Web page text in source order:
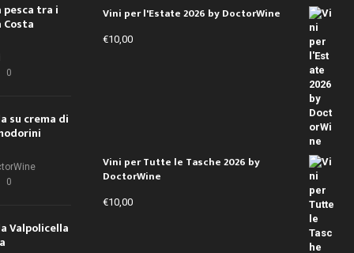
pesca tra i
0
su crema di
0
Valpolicella
Vini per l'Estate 2026 by DoctorWine
€10,00
Vini per Tutte le Tasche 2026 by
DoctorWine
€10,00